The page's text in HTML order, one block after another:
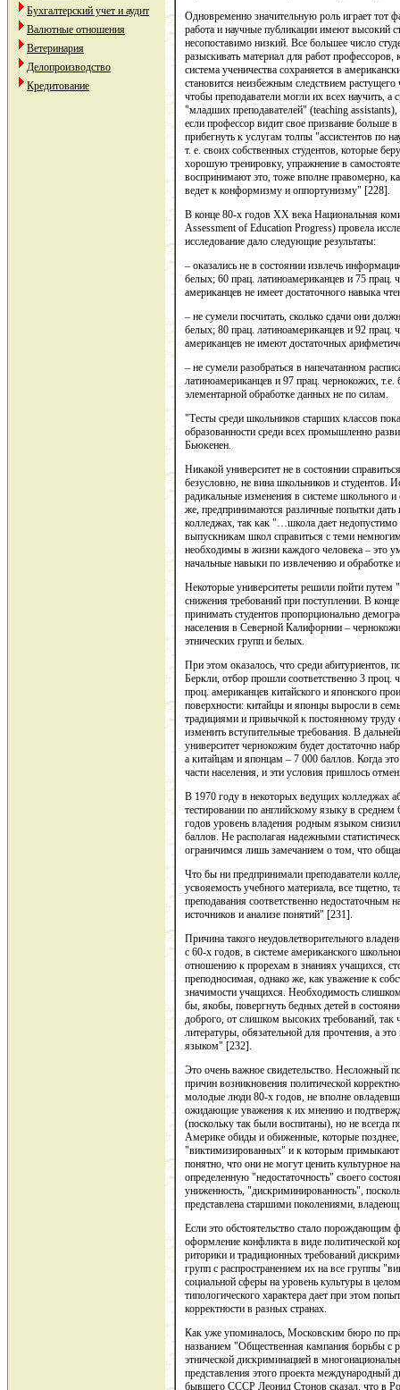
Бухгалтерский учет и аудит
Валютные отношения
Ветеринария
Делопроизводство
Кредитование
Одновременно значительную роль играет тот
работа и научные публикации имеют высокий
несопоставимо низкий. Все большее число
разыскивать материал для работ
система ученичества сохраняется в
становится неизбежным следствием
чтобы преподаватели могли их всех научить, а
"младших преподавателей" (teaching
если профессор видит свое призвание больше
прибегнуть к услугам толпы "ассистентов по
т. е. своих собственных студентов, которые
хорошую тренировку, упражнение в
воспринимают это, тоже вполне правомерно,
ведет к конформизму и оппортунизму" [228].
В конце 80-х годов ХХ века Национальная
Assessment of Education Progress) провела
исследование дало следующие результаты:
– оказались не в состоянии извлечь
белых; 60 прац. латиноамериканцев и 75 прац.
американцев не имеет достаточного навыка
– не сумели посчитать, сколько сдачи они
белых; 80 прац. латиноамериканцев и 92 прац.
американцев не имеют достаточных
– не сумели разобраться в напечатанном
латиноамериканцев и 97 прац. чернокожих,
элементарной обработке данных не по силам.
"Тесты среди школьников старших классов
образованности среди всех промышленно
Бьюкенен.
Никакой университет не в состоянии
безусловно, не вина школьников и студентов.
радикальные изменения в системе школьного
же, предпринимаются различные попытки
колледжах, так как "…школа дает
выпускникам школ справиться с теми
необходимы в жизни каждого человека – это
начальные навыки по извлечению и
Некоторые университеты решили пойти путем
снижения требований при поступлении. В
принимать студентов пропорционально
населения в Северной Калифорнии –
этнических групп и белых.
При этом оказалось, что среди абитуриентов,
Беркли, отбор прошли соответственно 3
проц. американцев китайского и японского
поверхности: китайцы и японцы выросли в
традициями и привычкой к постоянному труду
изменить вступительные требования. В
университет чернокожим будет достаточно
а китайцам и японцам – 7 000 баллов. Когда
части населения, и эти условия пришлось
В 1970 году в некоторых ведущих колледжах
тестировании по английскому языку в
годов уровень владения родным языком
баллов. Не располагая надежными
ограничимся лишь замечанием о том, что
Что бы ни предпринимали преподаватели
усвояемость учебного материала, все тщетно,
преподавания соответственно недостаточным
источников и анализе понятий" [231].
Причина такого неудовлетворительного
с 60-х годов, в системе американского
отношению к прорехам в знаниях учащихся,
преподносимая, однако же, как уважение к
значимости учащихся. Необходимость
бы, якобы, повергнуть бедных детей в
доброго, от слишком высоких требований, так
литературы, обязательной для прочтения, а
языком" [232].
Это очень важное свидетельство. Несложный
причин возникновения политической
молодые люди 80-х годов, не вполне
ожидающие уважения к их мнению и
(поскольку так были воспитаны), но не
Америке обиды и обиженные, которые
"виктимизированных" и к которым
понятно, что они не могут ценить
определенную "недостаточность" своего
униженность, "дискриминированность",
представлена старшими поколениями,
Если это обстоятельство стало порождающим
оформление конфликта в виде политической
риторики и традиционных требований
групп с распространением их на все группы
социальной сферы на уровень культуры в
типологического характера дает при этом
корректности в разных странах.
Как уже упоминалось, Московским бюро по
названием "Общественная кампания борьбы с
этнической дискриминацией в
представления этого проекта международный
бывшего СССР Леонид Стонов сказал, что в